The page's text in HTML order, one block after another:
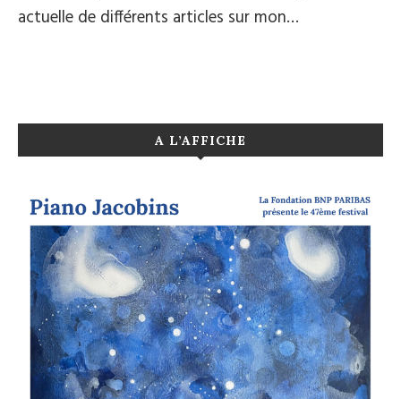
actuelle de différents articles sur mon…
A L’AFFICHE